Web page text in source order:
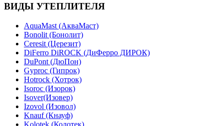
ВИДЫ УТЕПЛИТЕЛЯ
AquaMast (АкваМаст)
Bonolit (Бонолит)
Ceresit (Церезит)
DiFerro DiROCK (ДиФерро ДИРОК)
DuPont (ДюПон)
Gyproc (Гипрок)
Hotrock (Хотрок)
Isoroc (Изорок)
Isover(Изовер)
Izovol (Изовол)
Knauf (Кнауф)
Kolotek (Колотек)